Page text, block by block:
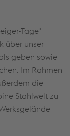
Tage"
über unser
geben sowie
Im Rahmen
die
Stahlwelt zu